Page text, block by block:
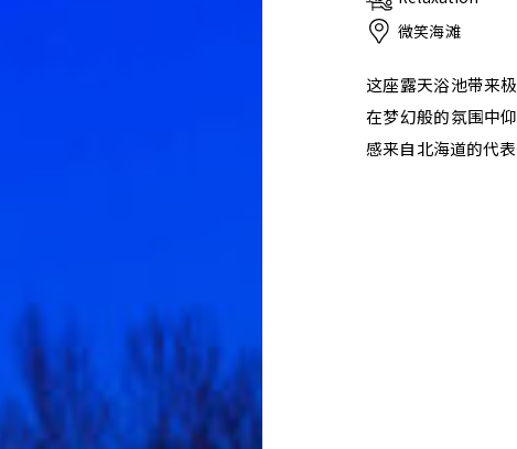
微笑海滩
这座露天浴池带来
在梦幻般的氛围中
感来自北海道的代